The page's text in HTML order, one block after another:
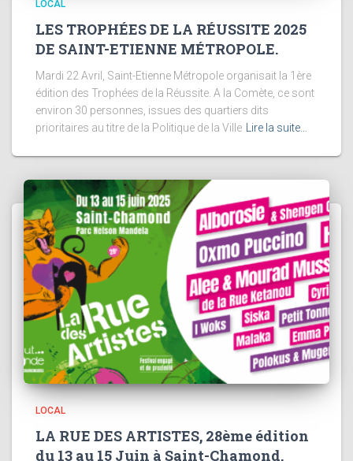
LOCAL
LES TROPHÉES DE LA RÉUSSITE 2025
DE SAINT-ETIENNE MÉTROPOLE.
Mardi 22 Avril, Saint-Etienne Métropole organisait la 1ère
édition des Trophées de la Réussite. A la Comète, ce sont
environ 30 personnes, issues des quartiers dits
prioritaires au titre de la Politique de la Ville Lire la suite…
LOCAL
LA RUE DES ARTISTES, 28ème édition
du 13 au 15 Juin à Saint-Chamond.